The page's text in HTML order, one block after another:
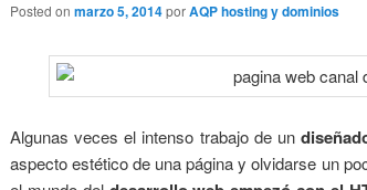
Posted on marzo 5, 2014porAQP hosting y dominios
Algunas veces el intenso trabajo de un
aspecto estético de una página y olvidarse un